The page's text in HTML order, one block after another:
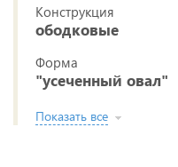
Конструкция
ободковые
Форма
"усеченный овал"
Показать все